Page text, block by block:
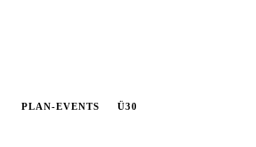
PLAN-EVENTS Ü30